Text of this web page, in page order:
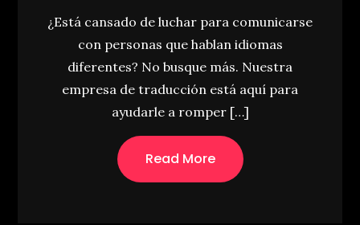
¿Está cansado de luchar para comunicarse
con personas que hablan idiomas
diferentes? No busque más. Nuestra
empresa de traducción está aquí para
ayudarle a romper […]
Read More